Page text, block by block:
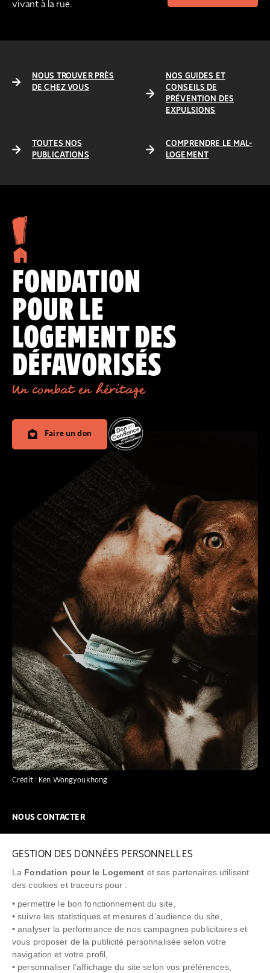
GESTION DES DONNÉES PERSONNELLES
La Fondation pour le Logement et ses partenaires utilisent
des cookies et traceurs pour :
• permettre le bon fonctionnement du site,
• suivre les statistiques et mesures d’audience du site,
• analyser la performance de nos campagnes publicitaires et
vous proposer de la publicité personnalisée selon votre
navigation et votre profil,
• personnaliser l’affichage du site selon vos préférences,
vivant à la rue.
NOUS TROUVER PRÈS
DE CHEZ VOUS
NOS GUIDES ET
CONSEILS DE
PRÉVENTION DES
EXPULSIONS
TOUTES NOS
PUBLICATIONS
COMPRENDRE LE MAL-
LOGEMENT
Crédit : Ken Wongyoukhong
FONDATION
POUR LE
LOGEMENT DES
DÉFAVORISÉS
Un combat en héritage
Faire un don
NOUS CONTACTER
FAQ
NEWSLETTER
"Allô Prévention Expulsion" 0805 299 049